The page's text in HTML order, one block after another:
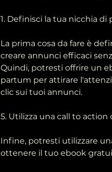
1. Definisci la tua nicchia di
La prima cosa da fare è
creare annunci efficaci
Quindi, potresti offrire un
partum per attirare
clic sui tuoi annunci.
5. Utilizza una call to action
Infine, potresti utilizzare
ottenere il tuo ebook